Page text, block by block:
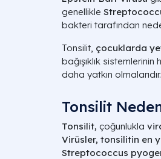
genellikle
bakteri tarafından
Tonsilit, çocuklarda
bağışıklık
daha yatkın olmalarıdır.
Tonsilit
Tonsilit, çoğunlukla
Virüsler, tonsilitin en
Streptococcus